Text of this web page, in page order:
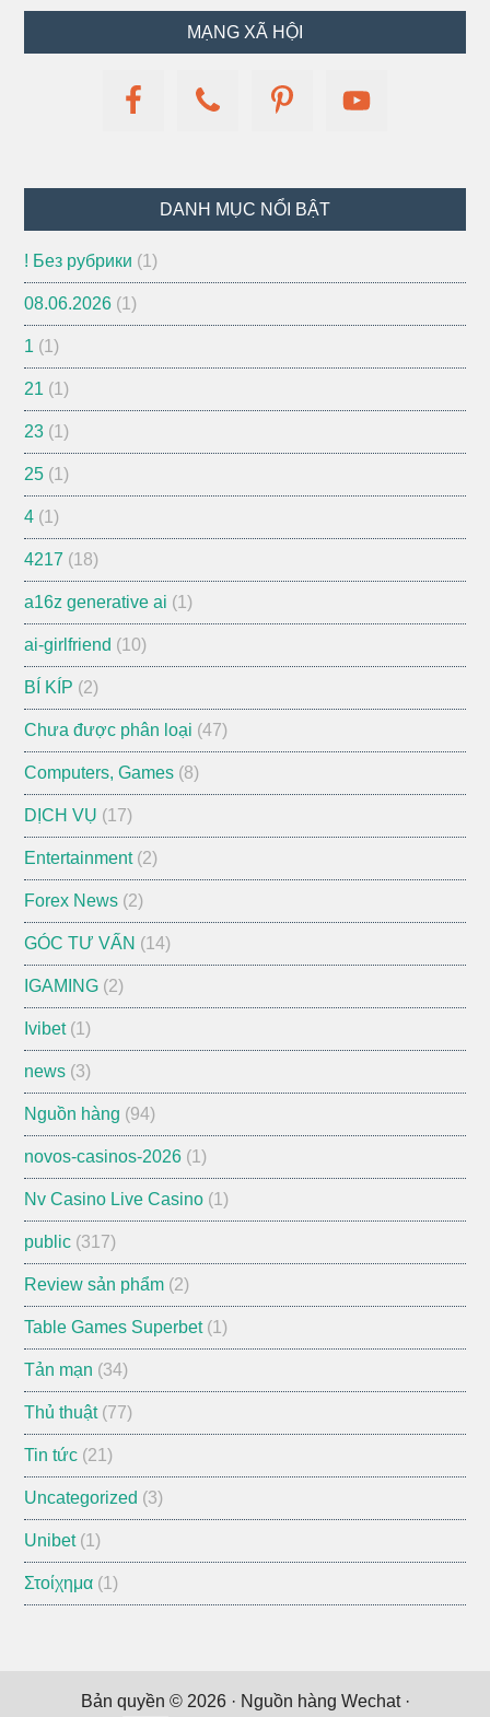
MẠNG XÃ HỘI
DANH MỤC NỔI BẬT
! Без рубрики (1)
08.06.2026 (1)
1 (1)
21 (1)
23 (1)
25 (1)
4 (1)
4217 (18)
a16z generative ai (1)
ai-girlfriend (10)
BÍ KÍP (2)
Chưa được phân loại (47)
Computers, Games (8)
DỊCH VỤ (17)
Entertainment(2)
Forex News (2)
GÓC TƯ VẤN (14)
IGAMING (2)
Ivibet(1)
news (3)
Nguồn hàng (94)
novos-casinos-2026 (1)
Nv Casino Live Casino (1)
public (317)
Review sản phẩm (2)
Table Games Superbet(1)
Tản mạn (34)
Thủ thuật(77)
Tin tức (21)
Uncategorized (3)
Unibet(1)
Στοίχημα (1)
Bản quyền © 2026 · Nguồn hàng Wechat·